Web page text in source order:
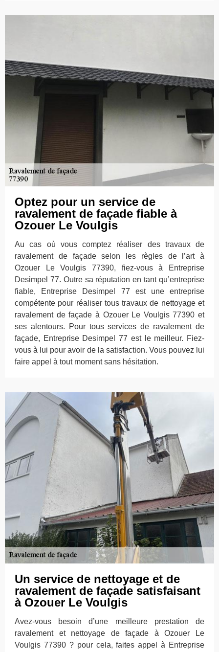
Optez pour un service de
ravalement de façade fiable à
Ozouer Le Voulgis
Au cas où vous comptez réaliser des travaux de
ravalement de façade selon les règles de l’art à
Ozouer Le Voulgis 77390, fiez-vous à Entreprise
Desimpel 77. Outre sa réputation en tant qu’entreprise
fiable, Entreprise Desimpel 77 est une entreprise
compétente pour réaliser tous travaux de nettoyage et
ravalement de façade à Ozouer Le Voulgis 77390 et
ses alentours. Pour tous services de ravalement de
façade, Entreprise Desimpel 77 est le meilleur. Fiez-
vous à lui pour avoir de la satisfaction. Vous pouvez lui
faire appel à tout moment sans hésitation.
Un service de nettoyage et de
ravalement de façade satisfaisant
à Ozouer Le Voulgis
Avez-vous besoin d’une meilleure prestation de
ravalement et nettoyage de façade à Ozouer Le
Voulgis 77390 ? pour cela, faites appel à Entreprise